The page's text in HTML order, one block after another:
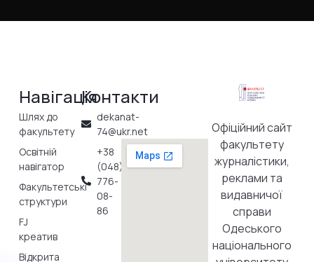
Офіційний сайт
факультету
журналістики,
реклами та
видавничої
справи
Одеського
національного
Навігація
Шлях до
факультету
Освітній
навігатор
Факультетські
структури
FJ
креатив
Відкрита
Контакти
dekanat-
74@ukr.net
+38
(048)
776-
08-
86